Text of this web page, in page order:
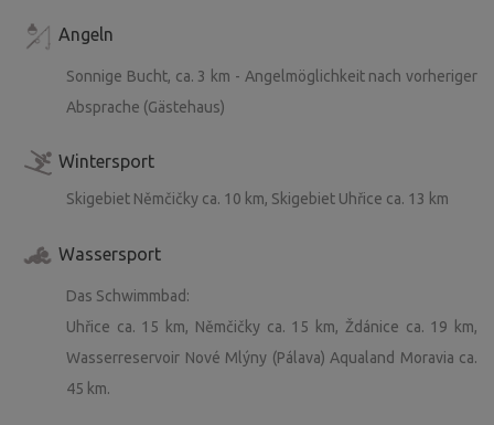
Angeln
Sonnige Bucht, ca. 3 km - Angelmöglichkeit nach vorheriger
Absprache (Gästehaus)
Wintersport
Skigebiet Němčičky ca. 10 km, Skigebiet Uhřice ca. 13 km
Wassersport
Das Schwimmbad:
Uhřice ca. 15 km, Němčičky ca. 15 km, Ždánice ca. 19 km,
Wasserreservoir Nové Mlýny (Pálava) Aqualand Moravia ca.
45 km.